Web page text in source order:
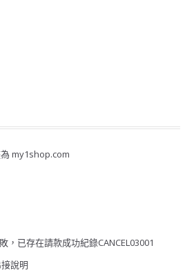
my1shop.com
，已存在請款成功紀錄CANCEL03001
說明